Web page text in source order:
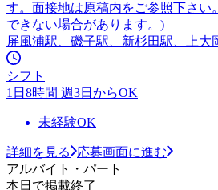
す。面接地は原稿内をご参照下さい
できない場合があります。)
屏風浦駅、磯子駅、新杉田駅、上大
シフト
1日8時間 週3日からOK
未経験OK
詳細を見る
応募画面に進む
アルバイト・パート
本日で掲載終了